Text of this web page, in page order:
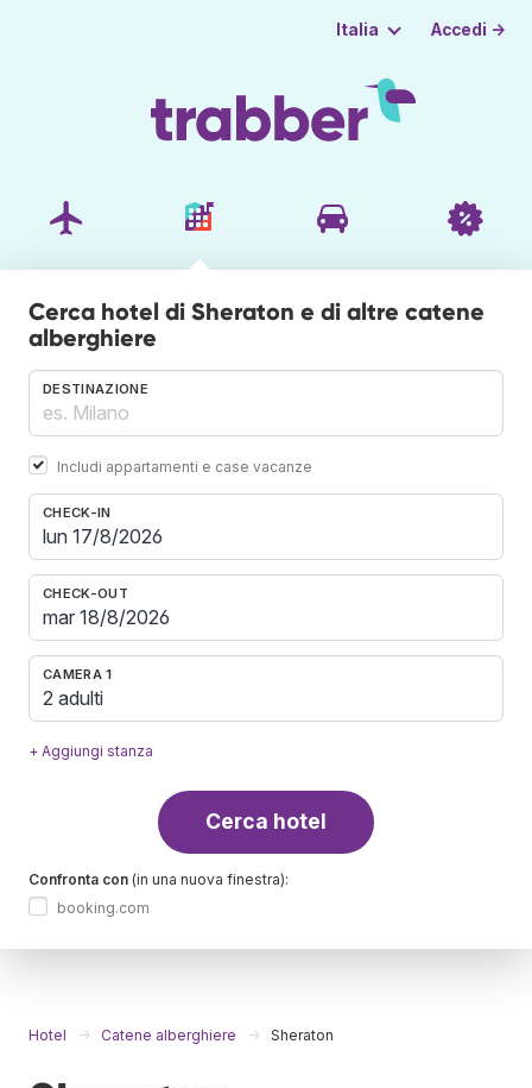
Italia Accedi →
Cerca hotel di Sheraton e di altre catene
alberghiere
DESTINAZIONE
Includi appartamenti e case vacanze
CHECK-IN
CHECK-OUT
CAMERA 1
2 adulti
+ Aggiungi stanza
Cerca hotel
Confronta con (in una nuova finestra):
booking.com
Hotel Catene alberghiere Sheraton